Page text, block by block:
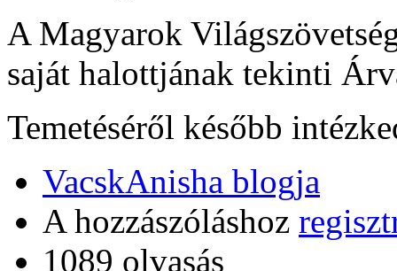
A Magyarok
saját halottjának tekinti
Temetéséről később
VacskAnisha blogja
A hozzászóláshoz
1089 olvasás